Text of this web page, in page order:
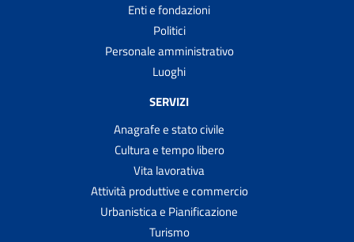
Enti e fondazioni
Politici
Personale amministrativo
Luoghi
SERVIZI
Anagrafe e stato civile
Cultura e tempo libero
Vita lavorativa
Attività produttive e commercio
Urbanistica e Pianificazione
Turismo